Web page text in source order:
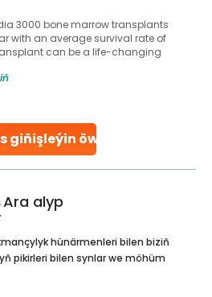
giňişleýin öwreniň
3000 bone marrow transplants
with an average survival rate of
can be a life-changing
has some of the world’s
Ara alyp
hünärmenleri bilen biziň
pikirleri bilen synlar we möhüm